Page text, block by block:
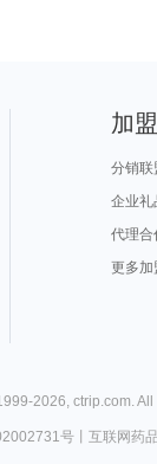
加
分销联
企业礼
代理合
更多加
2026, ctrip.com.
号丨 互联网药